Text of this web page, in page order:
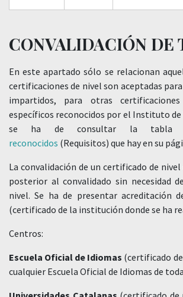
CONVALIDACIÓN DE
En este apartado sólo se relacionan
certificaciones de nivel son aceptadas
impartidos, para otras
específicos reconocidos por el Instituto de
se ha de consultar la
reconocidos (Requisitos) que hay en su
La convalidación de un certificado de nivel
posterior al convalidado sin necesidad
nivel. Se ha de presentar acreditación
(certificado de la institución donde se ha
Centros:
Escuela Oficial de Idiomas (certificado
cualquier Escuela Oficial de Idiomas de